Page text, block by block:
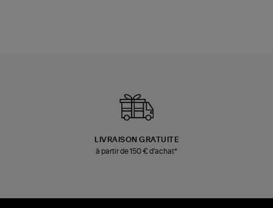
LIVRAISON GRATUITE
à partir de 150 € d'achat*